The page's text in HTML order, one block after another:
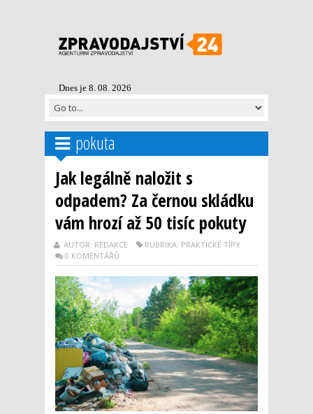
Dnes je 8. 08. 2026
pokuta
Jak legálně naložit s
odpadem? Za černou skládku
vám hrozí až 50 tisíc pokuty
AUTOR: REDAKCE
RUBRIKA: PRAKTICKÉ TIPY
0 KOMENTÁŘŮ